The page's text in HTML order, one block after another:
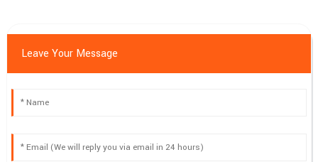
Leave Your Message